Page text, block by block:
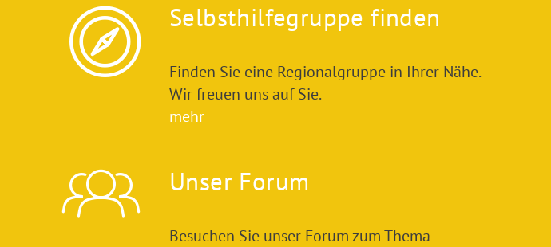
Selbsthilfegruppe finden
Finden Sie eine Regionalgruppe in Ihrer Nähe.
Wir freuen uns auf Sie.
mehr
Unser Forum
Besuchen Sie unser Forum zum Thema